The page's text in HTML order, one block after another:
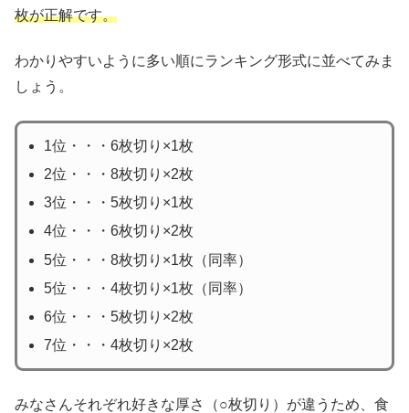
枚が正解です。
わかりやすいように多い順にランキング形式に並べてみま
しょう。
1位・・・6枚切り×1枚
2位・・・8枚切り×2枚
3位・・・5枚切り×1枚
4位・・・6枚切り×2枚
5位・・・8枚切り×1枚（同率）
5位・・・4枚切り×1枚（同率）
6位・・・5枚切り×2枚
7位・・・4枚切り×2枚
みなさんそれぞれ好きな厚さ（○枚切り）が違うため、食